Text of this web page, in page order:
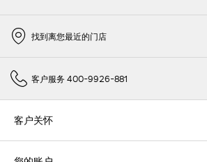
找到离您最近的门店
客户服务 400-9926-881
客户关怀